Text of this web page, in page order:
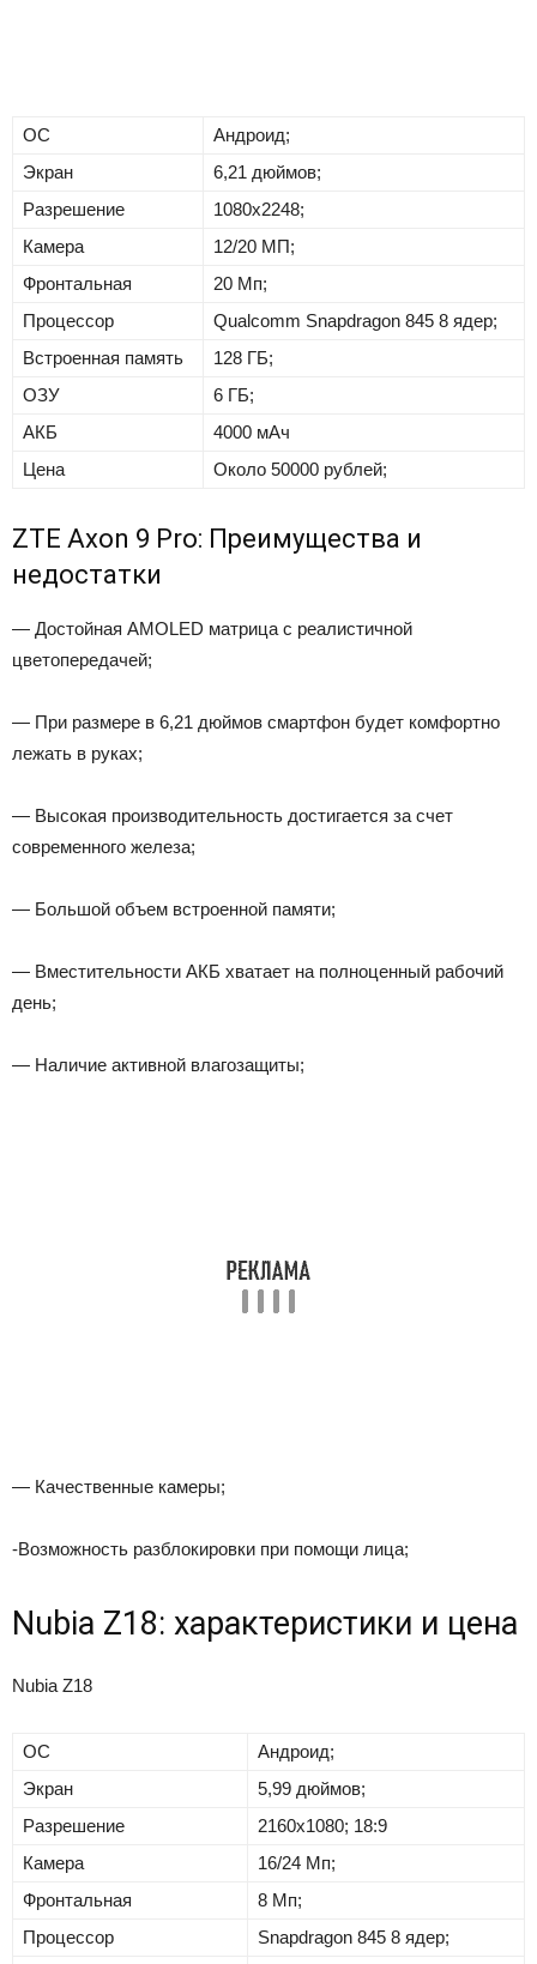
ОС
Андроид;
Экран
6,21 дюймов;
Разрешение
1080х2248;
Камера
12/20 МП;
Фронтальная
20 Мп;
Процессор
Qualcomm Snapdragon 845 8 ядер;
Встроенная память
128 ГБ;
ОЗУ
6 ГБ;
АКБ
4000 мАч
Цена
Около 50000 рублей;
ZTE Axon 9 Pro: Преимущества и
недостатки
— Достойная AMOLED матрица с реалистичной
цветопередачей;
— При размере в 6,21 дюймов смартфон будет комфортно
лежать в руках;
— Высокая производительность достигается за счет
современного железа;
— Большой объем встроенной памяти;
— Вместительности АКБ хватает на полноценный рабочий
день;
— Наличие активной влагозащиты;
— Качественные камеры;
-Возможность разблокировки при помощи лица;
Nubia Z18: характеристики и цена
Nubia Z18
ОС
Андроид;
Экран
5,99 дюймов;
Разрешение
2160х1080; 18:9
Камера
16/24 Мп;
Фронтальная
8 Мп;
Процессор
Snapdragon 845 8 ядер;